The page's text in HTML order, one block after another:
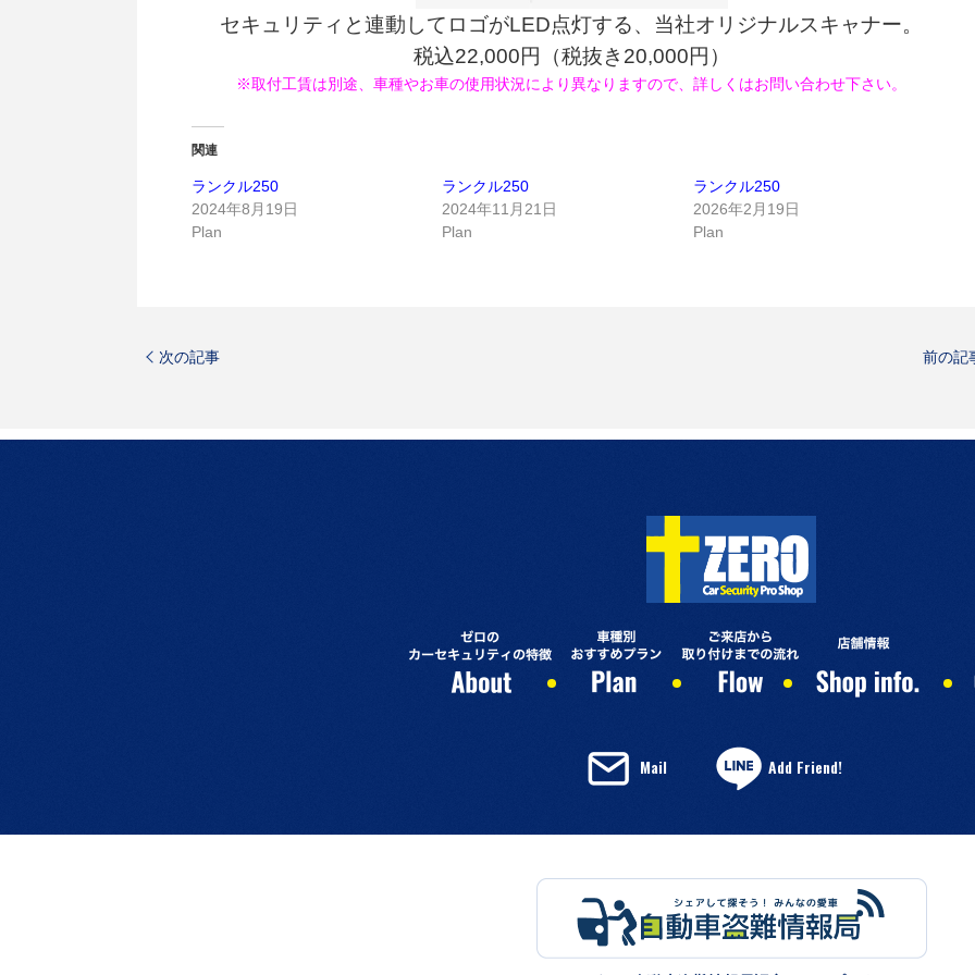
セキュリティと連動してロゴがLED点灯する、当社オリジナルスキャナー。
税込22,000円（税抜き20,000円）
※取付工賃は別途、車種やお車の使用状況により異なりますので、詳しくはお問い合わせ下さい。
関連
ランクル250
2024年8月19日
Plan
ランクル250
2024年11月21日
Plan
ランクル250
2026年2月19日
Plan
次の記事 前の記
Mail Add Friend!